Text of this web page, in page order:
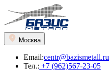
Москва
Email:centr@bazismetall.ru
Тел.: +7 (962)567-23-05